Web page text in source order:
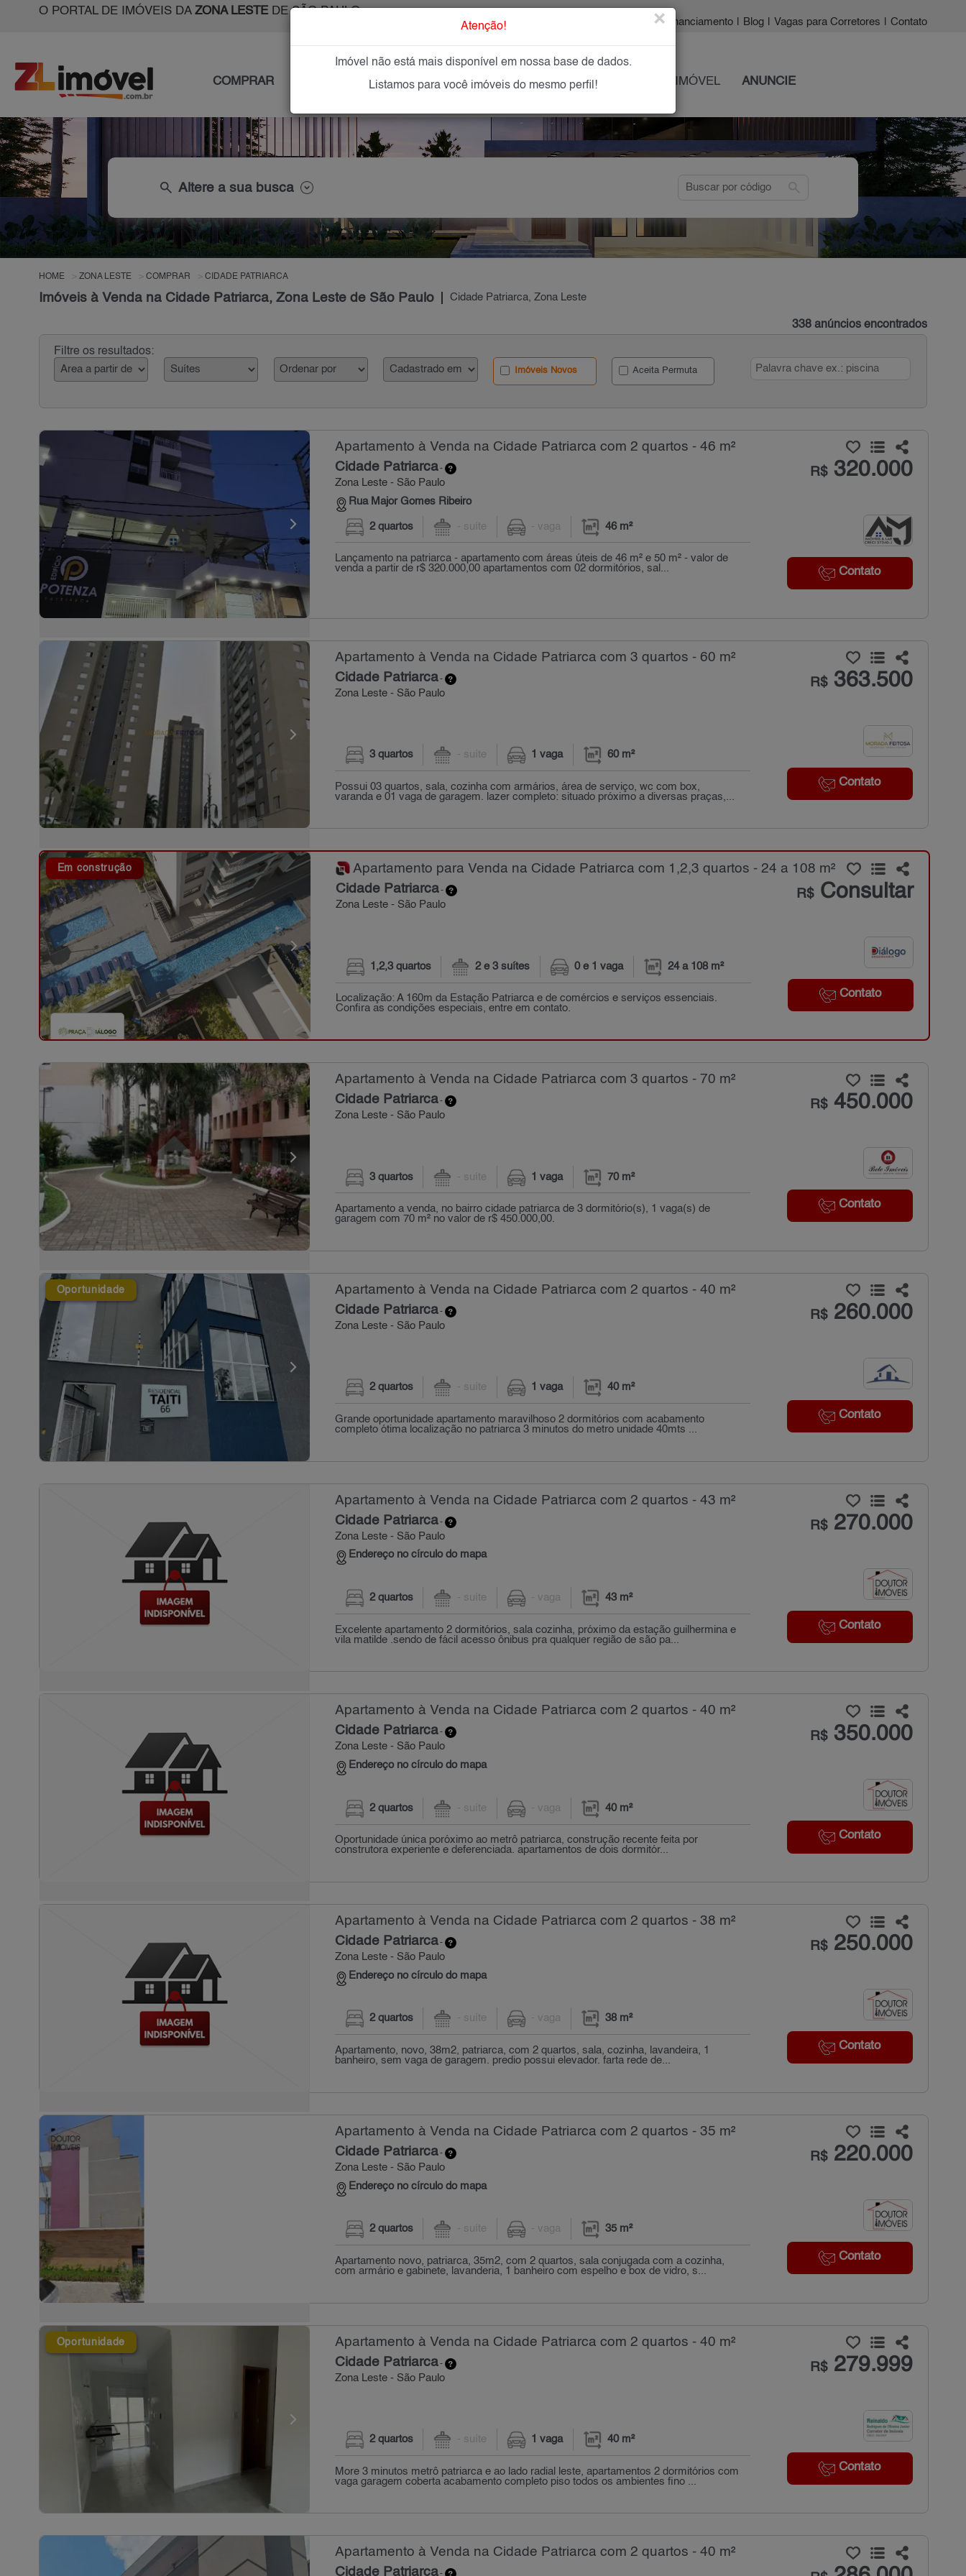
O PORTAL DE IMÓVEIS DA ZONA LESTEDE SÃO PAULO
| Financiamento Blog Vagas para Corretores Contato
COMPRAR IMÓVEIS NOVOS IMOBILIÁRIAS OFEREÇA SEU IMÓVEL ANUNCIE
search Altere a sua busca search
HOME ZONA LESTE COMPRAR CIDADE PATRIARCA
Imóveis à Venda na Cidade Patriarca, Zona Leste de São Paulo Cidade Patriarca, Zona Leste
338 anúncios encontrados
Filtre os resultados:
Imóveis Novos Aceita Permuta
Apartamento à Venda na Cidade Patriarca com 2 quartos - 46 m²
Cidade Patriarca-
Zona Leste - São Paulo
Rua Major Gomes Ribeiro
R$320.000
Contato
2 quartos - suíte - vaga 46 m²
Lançamento na patriarca - apartamento com áreas úteis de 46 m² e 50 m² - valor de
venda a partir de r$ 320.000,00 apartamentos com 02 dormitórios, sal...
Apartamento à Venda na Cidade Patriarca com 3 quartos - 60 m²
Cidade Patriarca-
Zona Leste - São Paulo
R$363.500
Contato
3 quartos - suíte 1 vaga 60 m²
Possui 03 quartos, sala, cozinha com armários, área de serviço, wc com box,
varanda e 01 vaga de garagem. lazer completo: situado próximo a diversas praças,...
Em construção Apartamento para Venda na Cidade Patriarca com 1,2,3 quartos - 24 a 108 m²
Cidade Patriarca-
Zona Leste - São Paulo
R$Consultar
Contato
1,2,3 quartos 2 e 3 suítes 0 e 1 vaga 24 a 108 m²
Localização: A 160m da Estação Patriarca e de comércios e serviços essenciais.
Confira as condições especiais, entre em contato.
Apartamento à Venda na Cidade Patriarca com 3 quartos - 70 m²
Cidade Patriarca-
Zona Leste - São Paulo
R$450.000
Contato
3 quartos - suíte 1 vaga 70 m²
Apartamento a venda, no bairro cidade patriarca de 3 dormitório(s), 1 vaga(s) de
garagem com 70 m² no valor de r$ 450.000,00.
Oportunidade Apartamento à Venda na Cidade Patriarca com 2 quartos - 40 m²
Cidade Patriarca-
Zona Leste - São Paulo
R$260.000
Contato
2 quartos - suíte 1 vaga 40 m²
Grande oportunidade apartamento maravilhoso 2 dormitórios com acabamento
completo ótima localização no patriarca 3 minutos do metro unidade 40mts ...
Apartamento à Venda na Cidade Patriarca com 2 quartos - 43 m²
Cidade Patriarca-
Zona Leste - São Paulo
Endereço no círculo do mapa
R$270.000
Contato
2 quartos - suíte - vaga 43 m²
Excelente apartamento 2 dormitórios, sala cozinha, próximo da estação guilhermina e
vila matilde .sendo de fácil acesso ônibus pra qualquer região de são pa...
Apartamento à Venda na Cidade Patriarca com 2 quartos - 40 m²
Cidade Patriarca-
Zona Leste - São Paulo
Endereço no círculo do mapa
R$350.000
Contato
2 quartos - suíte - vaga 40 m²
Oportunidade única poróximo ao metrô patriarca, construção recente feita por
construtora experiente e deferenciada. apartamentos de dois dormitór...
Apartamento à Venda na Cidade Patriarca com 2 quartos - 38 m²
Cidade Patriarca-
Zona Leste - São Paulo
Endereço no círculo do mapa
R$250.000
Contato
2 quartos - suíte - vaga 38 m²
Apartamento, novo, 38m2, patriarca, com 2 quartos, sala, cozinha, lavandeira, 1
banheiro, sem vaga de garagem. predio possui elevador. farta rede de...
Apartamento à Venda na Cidade Patriarca com 2 quartos - 35 m²
Cidade Patriarca-
Zona Leste - São Paulo
Endereço no círculo do mapa
R$220.000
Contato
2 quartos - suíte - vaga 35 m²
Apartamento novo, patriarca, 35m2, com 2 quartos, sala conjugada com a cozinha,
com armário e gabinete, lavanderia, 1 banheiro com espelho e box de vidro, s...
Oportunidade Apartamento à Venda na Cidade Patriarca com 2 quartos - 40 m²
Cidade Patriarca-
Zona Leste - São Paulo
R$279.999
Contato
2 quartos - suíte 1 vaga 40 m²
More 3 minutos metrô patriarca e ao lado radial leste, apartamentos 2 dormitórios com
vaga garagem coberta acabamento completo piso todos os ambientes fino ...
Apartamento à Venda na Cidade Patriarca com 2 quartos - 40 m²
Cidade Patriarca-
Atenção! ×
Imóvel não está mais disponível em nossa base de dados.
Listamos para você imóveis do mesmo perfil!